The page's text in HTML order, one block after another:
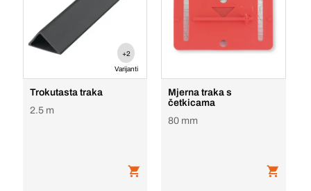
+2
Varijanti
Trokutasta traka
2.5 m
Mjerna traka s
četkicama
80 mm